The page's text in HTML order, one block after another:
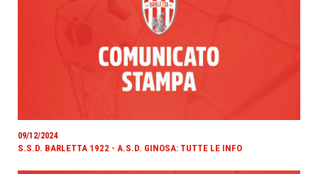
09/12/2024
S.S.D. BARLETTA 1922 - A.S.D. GINOSA: TUTTE LE INFO